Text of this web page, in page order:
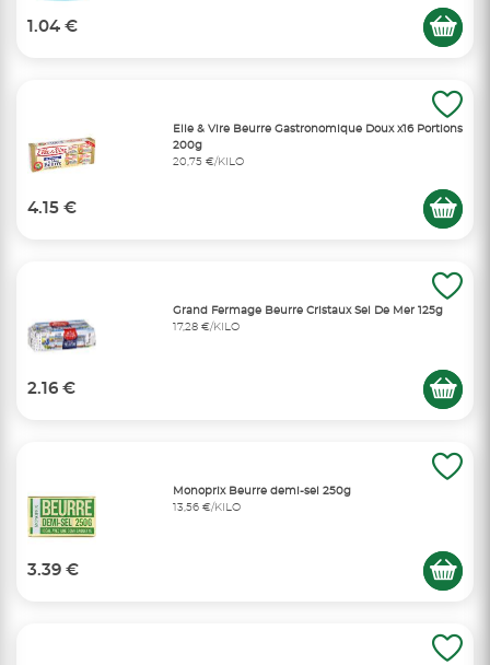
1.04 €
Elle & Vire Beurre Gastronomique Doux x16 Portions
200g
20,75 €/KILO
4.15 €
Grand Fermage Beurre Cristaux Sel De Mer 125g
17,28 €/KILO
2.16 €
Monoprix Beurre demi-sel 250g
13,56 €/KILO
3.39 €